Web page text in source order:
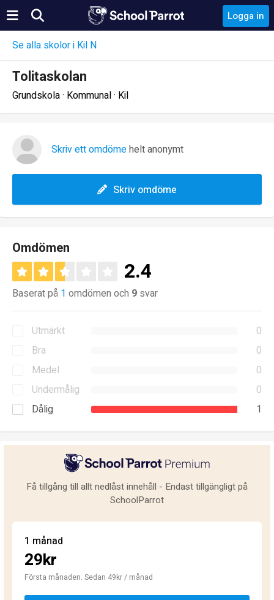
Logga in
Se alla skolor i Kil N
Tolitaskolan
Grundskola · Kommunal · Kil
Skriv ett omdömehelt anonymt
Skriv omdöme
Omdömen
2.4
Baserat på 1 omdömen och 9 svar
Utmärkt
0
Bra
0
Medel
0
Undermålig
0
Dålig
1
Få tillgång till allt nedlåst innehåll - Endast tillgängligt på
SchoolParrot
1 månad
29kr
Första månaden. Sedan 49kr / månad